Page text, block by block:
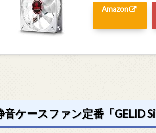
Amazon
音ケースファン定番「GELID